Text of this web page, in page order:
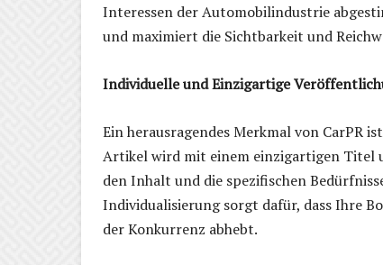
Interessen der Automobilindustrie
und maximiert die Sichtbarkeit und
Individuelle und Einzigartige
Ein herausragendes Merkmal von CarPR
Artikel wird mit einem einzigartigen Titel
den Inhalt und die spezifischen
Individualisierung sorgt dafür, dass Ihre
der Konkurrenz abhebt.